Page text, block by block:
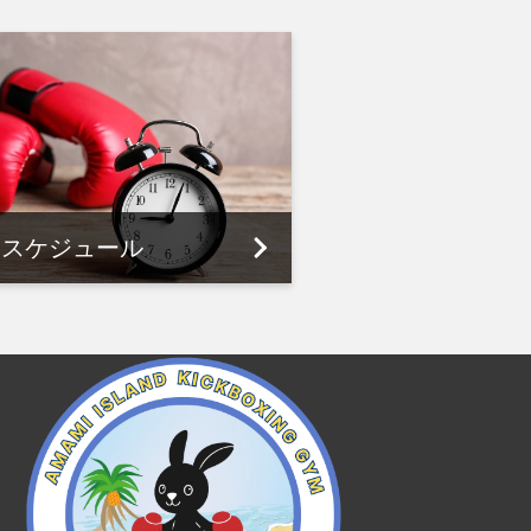
スケジュール